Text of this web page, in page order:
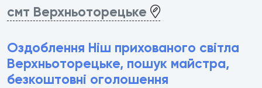
смт Верхньоторецьке
Оздоблення Ніш прихованого світла
Верхньоторецьке, пошук майстра,
безкоштовні оголошення